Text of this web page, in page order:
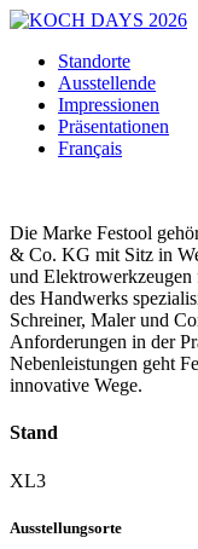
Standorte
Ausstellende
Impressionen
Präsentationen
Français
Die Marke Festool
& Co. KG mit Sitz in
und Elektrowerkzeugen
des Handwerks
Schreiner, Maler und
Anforderungen in der
Nebenleistungen geht
innovative Wege.
Stand
XL3
Ausstellungsorte